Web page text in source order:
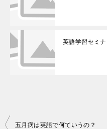
英語学習セミナ
投
五月病は英語で何ていうの？